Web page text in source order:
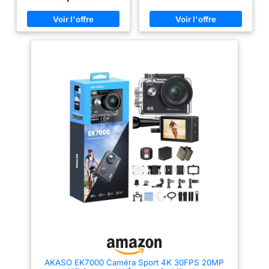
l'angle de vue de
cette caméra sport
en fonction de vos
Cette caméra sport
dispose également
de la fonction
d'étalonnage de la
distorsion, qui offre
des améliorations de
la distorsion de
l'image. 【Caméra
Sport Étanche
Jusqu’à 131 Pieds】
Équipée du boîtier
sous-marine peut
plonger en
profondeur jusqu’à
Accessoires
voyages, vos sorties à vélo et
vos activités de plein air
quotidiennes. Pour des détails
et des couleurs plus nets,
présenter plus de bruit et moins
de détails. La stabilisation
électronique de l'image (EIS)
contribue à réduire les
tremblements de l'appareil.
【Boîtier étanche 40 m – Le
boîtier n'est pas étanche】 Le
boîtier étanche inclus permet
une utilisation sous l'eau
jusqu'à 40 mètres de
profondeur lorsqu'il est
correctement installé et
verrouillé. Le boîtier n'est pas
étanche et la télécommande ne
doit pas être immergée. Avant
faible ou étouffé lorsque la
【Carte microSD requise –
assure des vidéos fluides et
des couleurs éclatantes. Avec la
fonction LDC, il vous offre des
【Caméra Sous Marine
Plongeé】Équipé d’un boîtier
étanche amélioré, cette caméra
étanche peut plonger jusqu’à 40
m de profondeur, résister aux
conditions les plus extrêmes et
capturer avec une netteté
exceptionnelle tous les détails
fascinants de vos aventures
aquatiques. 【Double écran
innovant et écran tactile】Avec
cette caméra sport, vous
pouvez changer facilement de
l’écran arrière à l’écran avant
selon vos besoins. L’écran
fonctions pratiques telles que
AKASO EK7000 Caméra Sport 4K 30FPS 20MP